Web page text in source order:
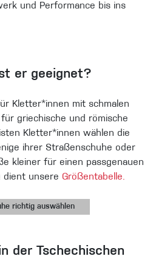
und Performance bis ins
er geeignet?
Kletter*innen mit schmalen
griechische und römische
Kletter*innen wählen die
ihrer Straßenschuhe oder
kleiner für einen passgenauen
dient unsere Größentabelle.
richtig auswählen
der Tschechischen